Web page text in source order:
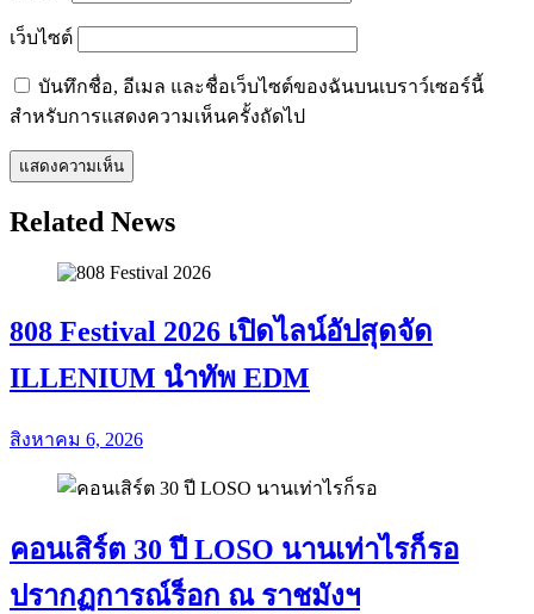
เว็บไซต์
บันทึกชื่อ, อีเมล และชื่อเว็บไซต์ของฉันบนเบราว์เซอร์นี้
สำหรับการแสดงความเห็นครั้งถัดไป
Related News
808 Festival 2026 เปิดไลน์อัปสุดจัด
ILLENIUM นำทัพ EDM
สิงหาคม 6, 2026
คอนเสิร์ต 30 ปี LOSO นานเท่าไรก็รอ
ปรากฏการณ์ร็อก ณ ราชมังฯ